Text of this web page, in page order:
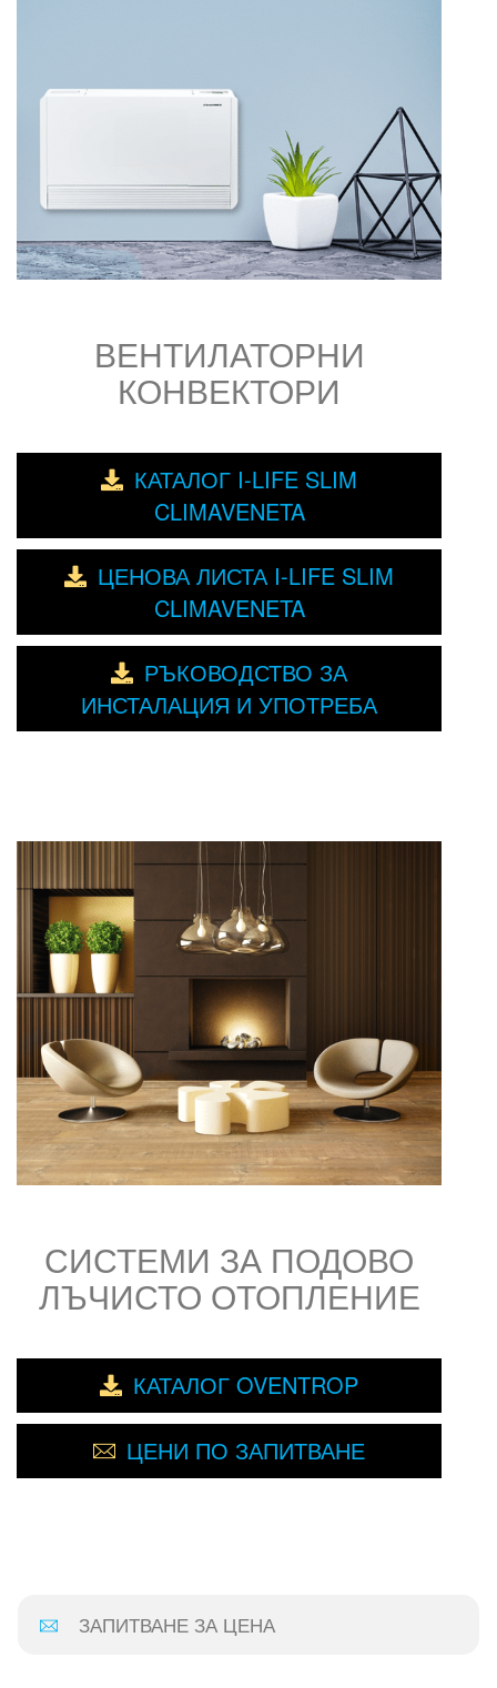
ВЕНТИЛАТОРНИ
КОНВЕКТОРИ
КАТАЛОГ I-LIFE SLIM
CLIMAVENETA
ЦЕНОВА ЛИСТА I-LIFE SLIM
CLIMAVENETA
РЪКОВОДСТВО ЗА
ИНСТАЛАЦИЯ И УПОТРЕБА
СИСТЕМИ ЗА ПОДОВО
ЛЪЧИСТО ОТОПЛЕНИЕ
КАТАЛОГ OVENTROP
ЦЕНИ ПО ЗАПИТВАНЕ
ЗАПИТВАНЕ ЗА ЦЕНА